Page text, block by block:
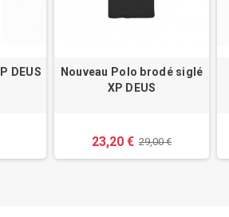
DEUS
Nouveau Polo brodé siglé
XP DEUS
23,20 € 29,00 €